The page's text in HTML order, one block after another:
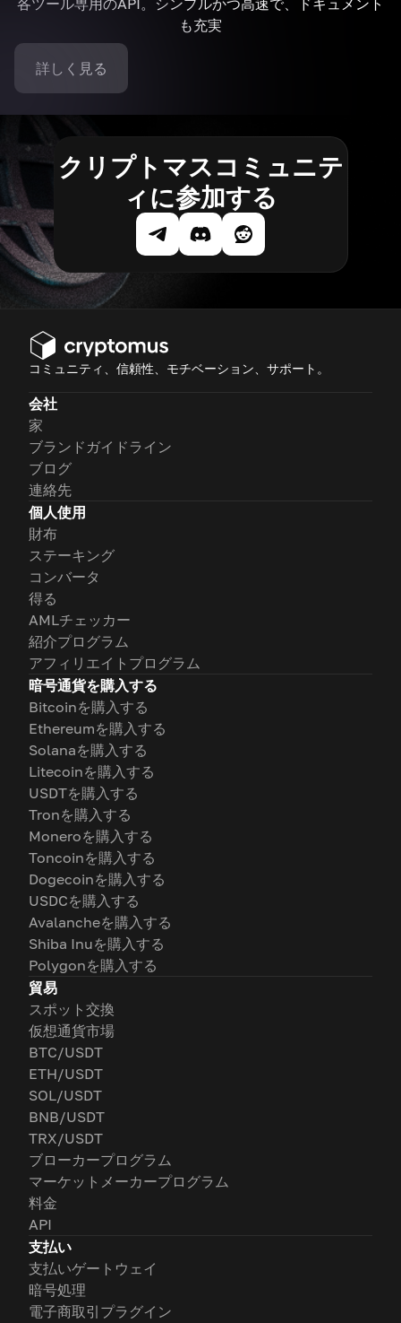
各ツール専用のAPI。シンプルかつ高速で、ドキュメント
も充実
詳しく見る
クリプトマスコミュニテ
ィに参加する
コミュニティ、信頼性、モチベーション、サポート。
会社
家
ブランドガイドライン
ブログ
連絡先
個人使用
財布
ステーキング
コンバータ
得る
AMLチェッカー
紹介プログラム
アフィリエイトプログラム
暗号通貨を購入する
Bitcoinを購入する
Ethereumを購入する
Solanaを購入する
Litecoinを購入する
USDTを購入する
Tronを購入する
Moneroを購入する
Toncoinを購入する
Dogecoinを購入する
USDCを購入する
Avalancheを購入する
Shiba Inuを購入する
Polygonを購入する
貿易
スポット交換
仮想通貨市場
BTC/USDT
ETH/USDT
SOL/USDT
BNB/USDT
TRX/USDT
ブローカープログラム
マーケットメーカープログラム
料金
API
支払い
支払いゲートウェイ
暗号処理
電子商取引プラグイン